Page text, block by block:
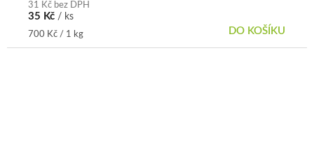
31 Kč bez DPH
35 Kč / ks
Měrná
cena:
700 Kč / 1 kg DO KOŠÍKU